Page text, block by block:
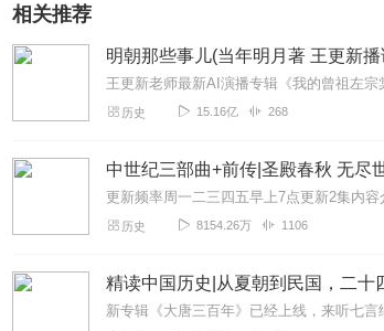
相关推荐
明朝那些事儿(当年明月著 王更新播
历史 15.16亿 268
中世纪三部曲+前传|圣殿春秋 无尽
历史 8154.26万 1106
精读中国历史|从夏朝到民国，二